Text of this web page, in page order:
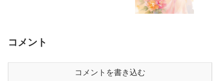
コメント
コメントを書き込む